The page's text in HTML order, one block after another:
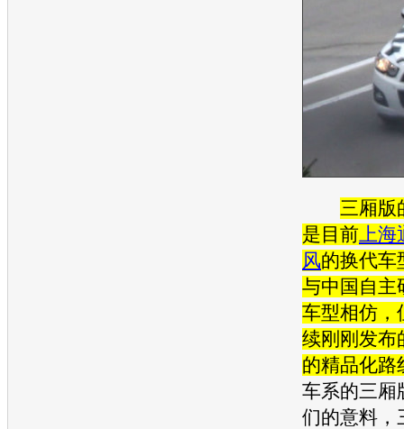
三厢版
是目前上海
风的换代车
与中国自主
车型相仿，
续刚刚发布
的精品化路
车系的三厢
们的意料，